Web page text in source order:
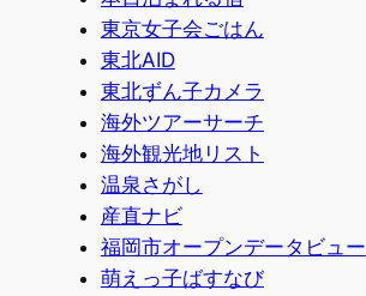
東京女子会ごはん
東北AID
東北ずん子カメラ
海外ツアーサーチ
海外観光地リスト
温泉さがし
産直ナビ
福岡市オープンデータビュー
萌えっ子ばすなび